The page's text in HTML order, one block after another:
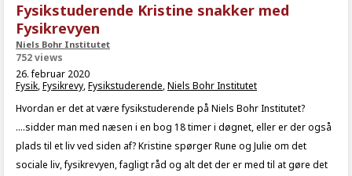
Fysikstuderende Kristine snakker med
Fysikrevyen
Niels Bohr Institutet
752 views
26. februar 2020
Fysik,Fysikrevy,Fysikstuderende,Niels Bohr Institutet
Hvordan er det at være fysikstuderende på Niels Bohr Institutet?
....sidder man med næsen i en bog 18 timer i døgnet, eller er der også
plads til et liv ved siden af? Kristine spørger Rune og Julie om det
sociale liv, fysikrevyen, fagligt råd og alt det der er med til at gøre det